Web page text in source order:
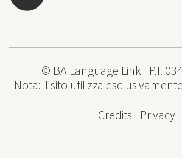
© BA Language Link | P.I.
Nota: il sito utilizza
Credits | Privacy